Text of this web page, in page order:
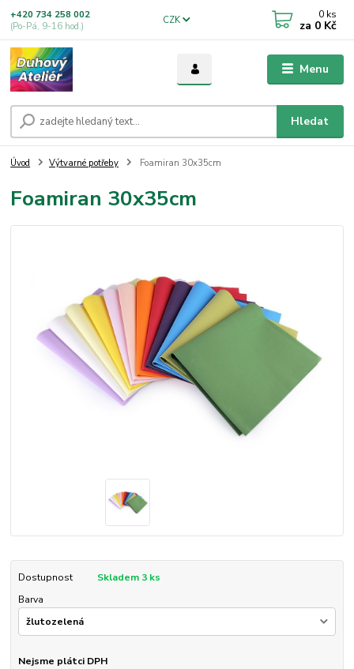
Menu
CZK
Hledat
+420 734 258 002
(Po-Pá, 9-16 hod.)
0 ks
za 0 Kč
Úvod Výtvarné potřeby Foamiran 30x35cm
Foamiran 30x35cm
Dostupnost
Skladem 3 ks
Barva
Nejsme plátci DPH